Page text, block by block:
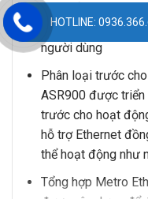
một số lượng lớn
băng thông rộng
người dùng
Phân loại trước
ASR900 được
trước cho hoạt
hỗ trợ Ethernet
thể hoạt động như
Tổng hợp Metro
HOTLINE: